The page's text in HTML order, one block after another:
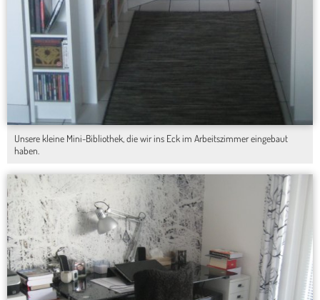
Unsere kleine Mini-Bibliothek, die wir ins Eck im Arbeitszimmer eingebaut
haben.